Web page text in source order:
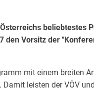
beliebtestes
den Vorsitz der
mit einem breiten
leisten der VÖV